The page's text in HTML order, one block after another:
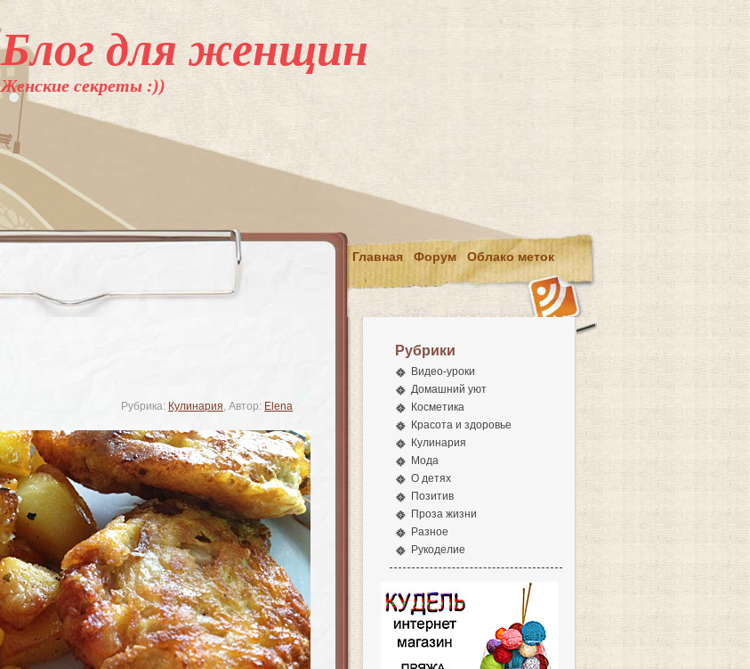
Блог для женщин
Женские секреты :))
Главная Форум Облако меток
Рубрика: Кулинария, Автор: Elena
Рубрики
Видео-уроки
Домашний уют
Косметика
Красота и здоровье
Кулинария
Мода
О детях
Позитив
Проза жизни
Разное
Рукоделие